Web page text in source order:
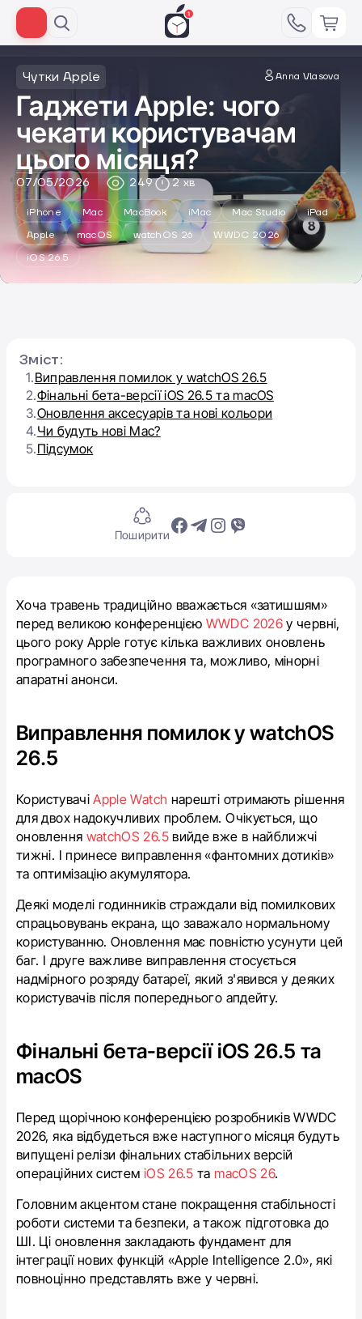
Чутки Apple Anna Vlasova
Гаджети Apple: чого
чекати користувачам
цього місяця?
07/05/2026 249 2 хв
iPhone Mac MacBook iMac Mac Studio
iPad
Apple
macOS watchOS 26
WWDC 2026
iOS 26.5
Поширити
Хоча травень традиційно вважається «затишшям»
перед великою конференцією WWDC 2026у червні,
цього року Apple готує кілька важливих оновлень
програмного забезпечення та, можливо, мінорні
апаратні анонси.
Виправлення помилок у watchOS
26.5
КористувачіApple Watch нарешті отримають рішення
для двох надокучливих проблем. Очікується, що
оновлення watchOS 26.5вийде вже в найближчі
тижні. І принесе виправлення «фантомних дотиків»
та оптимізацію акумулятора.
Деякі моделі годинників страждали від помилкових
спрацьовувань екрана, що заважало нормальному
користуванню. Оновлення має повністю усунути цей
баг. І друге важливе виправлення стосується
надмірного розряду батареї, який з'явився у деяких
користувачів після попереднього апдейту.
Фінальні бета-версії iOS 26.5 та
macOS
Перед щорічною конференцією розробників WWDC
2026, яка відбудеться вже наступного місяця будуть
випущені релізи фінальних стабільних версій
операційних систем iOS 26.5 таmacOS 26.
Головним акцентом стане покращення стабільності
роботи системи та безпеки, а також підготовка до
ШІ. Ці оновлення закладають фундамент для
інтеграції нових функцій «Apple Intelligence 2.0», які
повноцінно представлять вже у червні.
Зміст:
1.Виправлення помилок у watchOS 26.5
2.Фінальні бета-версії iOS 26.5 та macOS
3.Оновлення аксесуарів та нові кольори
4.Чи будуть нові Mac?
5.Підсумок